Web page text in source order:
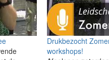
Drukbezocht
workshops!